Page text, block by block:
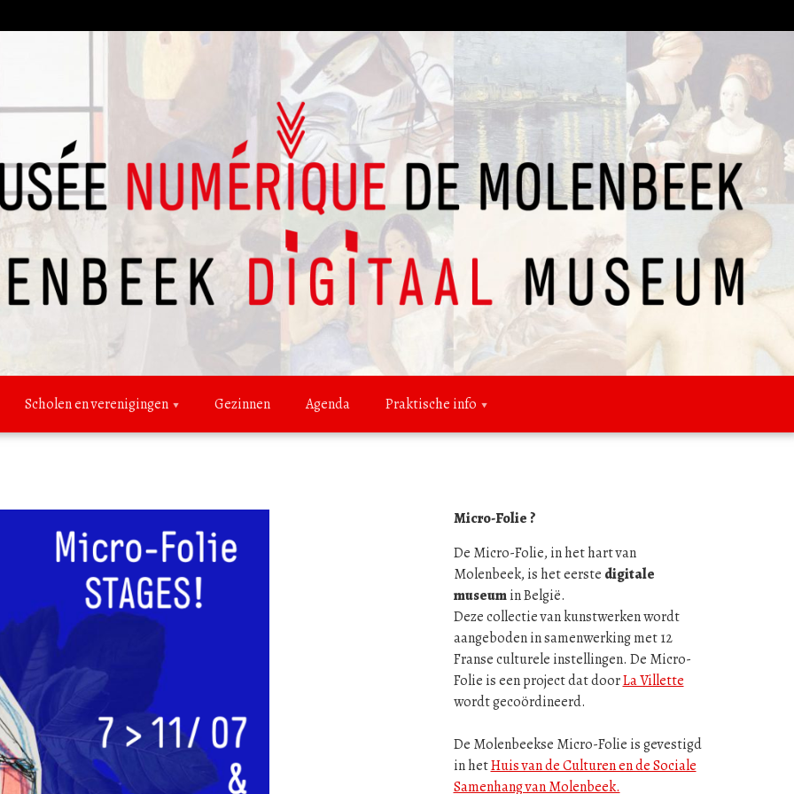
Scholen en verenigingen Gezinnen Agenda Praktische info
Micro-Folie ?
De Micro-Folie, in het hart van
Molenbeek, is het eerste digitale
museumin België.
Deze collectie van kunstwerken wordt
aangeboden in samenwerking met 12
Franse culturele instellingen. De Micro-
Folie is een project dat doorLa Villette
wordt gecoördineerd.
De Molenbeekse Micro-Folie is gevestigd
in hetHuis van de Culturen en de Sociale
Samenhang van Molenbeek.